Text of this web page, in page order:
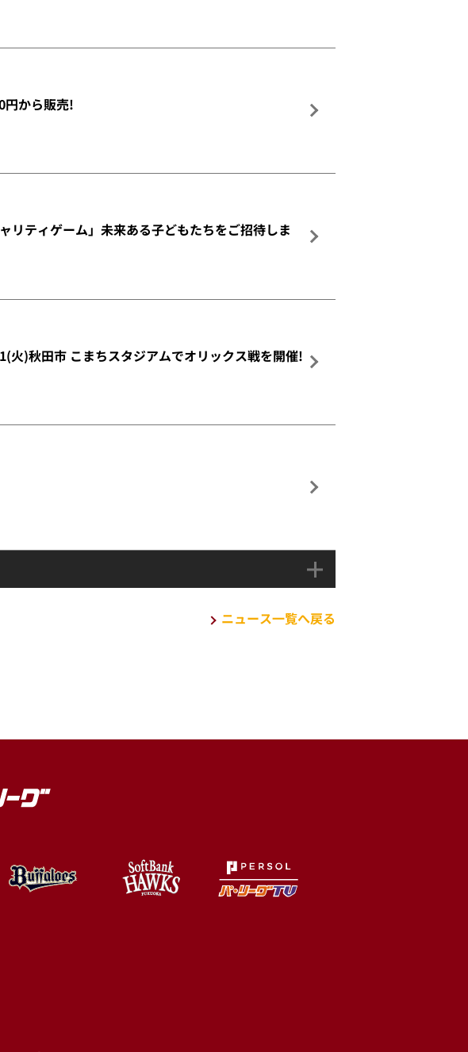
円から販売!
リティゲーム」未来ある子どもたちをご招待しま
)秋田市 こまちスタジアムでオリックス戦を開催!
ニュース一覧へ戻る